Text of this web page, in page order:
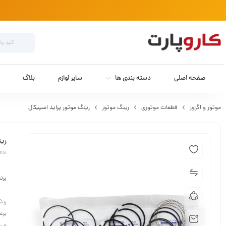
صفحه اصلی دسته بندی ها سایر لوازم بلاگ
موتور و اگزوز قطعات موتوری رینگ موتور رینگ موتور پراید اسپیکال